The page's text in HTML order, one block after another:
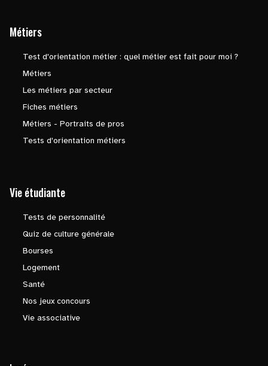
Métiers
Test d'orientation métier : quel métier est fait pour moi ?
Métiers
Les métiers par secteur
Fiches métiers
Métiers - Portraits de pros
Tests d'orientation métiers
Vie étudiante
Tests de personnalité
Quiz de culture générale
Bourses
Logement
Santé
Nos jeux concours
Vie associative